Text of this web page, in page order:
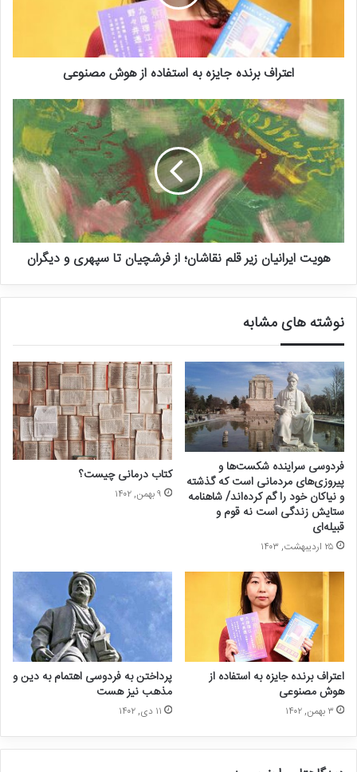
اطاق
اتو
اطو
اَلَم‌شنگه
علم‌شنگه
امپراتور
امپراطور
انتر
عنتر
باتری
باطری
باجناغ
باجناق
بلیت
بلیط
تپق
تپیدن
طپیدن
زغال
ذغال
سوغات
سوقات
غدغن
قدغن، غدقن
غلتیدن
غلطیدن
قورباغه
غورباغه، غورباقه
حلیم
حوله
هوله
اعتراف برنده جایزه به استفاده از هوش مصنوعی
هویت ایرانیان زیر قلم نقاشان؛ از فرشچیان تا سپهری و دیگران
نوشته های مشابه
فردوسی سراینده شکست‌ها و
پیروزی‌های مردمانی است که گذشته
و نیاکان خود را گم‌ کرده‌اند/ شاهنامه
ستایش زندگی است نه قوم و
قبیله‌ای
۲۵ اردیبهشت, ۱۴۰۳
کتاب درمانی چیست؟
۹ بهمن, ۱۴۰۲
اعتراف برنده جایزه به استفاده از
هوش مصنوعی
۳ بهمن, ۱۴۰۲
پرداختن به فردوسی اهتمام به دین و
مذهب نیز هست
۱۱ دی, ۱۴۰۲